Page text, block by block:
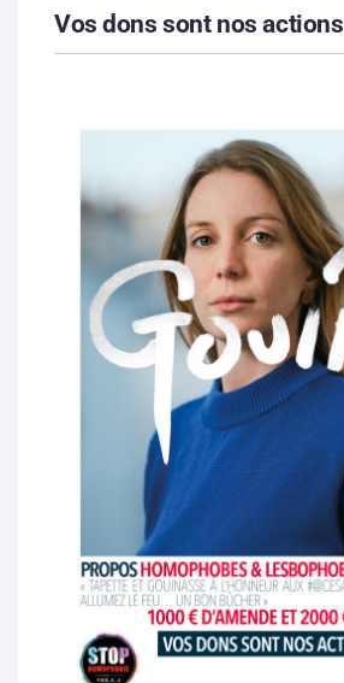
Vos dons sont nos actions